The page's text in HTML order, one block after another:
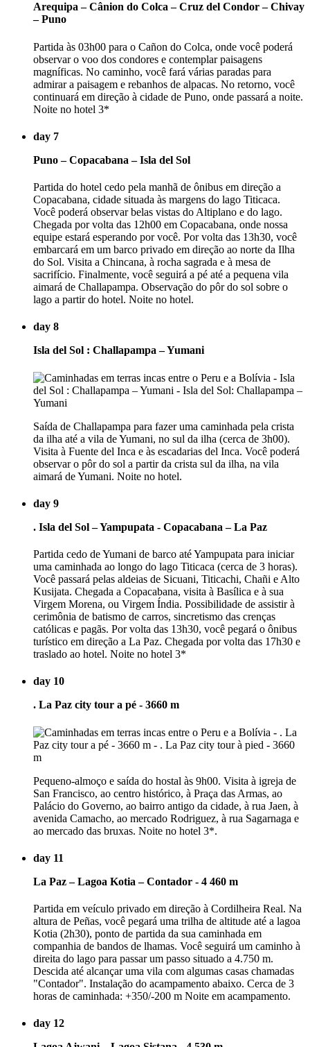
Arequipa – Cânion do Colca – Cruz del Condor – Chivay
– Puno
Partida às 03h00 para o Cañon do Colca, onde você poderá
observar o voo dos condores e contemplar paisagens
magníficas. No caminho, você fará várias paradas para
admirar a paisagem e rebanhos de alpacas. No retorno, você
continuará em direção à cidade de Puno, onde passará a noite.
Noite no hotel 3*
day 7
Puno – Copacabana – Isla del Sol
Partida do hotel cedo pela manhã de ônibus em direção a
Copacabana, cidade situada às margens do lago Titicaca.
Você poderá observar belas vistas do Altiplano e do lago.
Chegada por volta das 12h00 em Copacabana, onde nossa
equipe estará esperando por você. Por volta das 13h30, você
embarcará em um barco privado em direção ao norte da Ilha
do Sol. Visita a Chincana, à rocha sagrada e à mesa de
sacrifício. Finalmente, você seguirá a pé até a pequena vila
aimará de Challapampa. Observação do pôr do sol sobre o
lago a partir do hotel. Noite no hotel.
day 8
Isla del Sol : Challapampa – Yumani
Saída de Challapampa para fazer uma caminhada pela crista
da ilha até a vila de Yumani, no sul da ilha (cerca de 3h00).
Visita à Fuente del Inca e às escadarias del Inca. Você poderá
observar o pôr do sol a partir da crista sul da ilha, na vila
aimará de Yumani. Noite no hotel.
day 9
. Isla del Sol – Yampupata - Copacabana – La Paz
Partida cedo de Yumani de barco até Yampupata para iniciar
uma caminhada ao longo do lago Titicaca (cerca de 3 horas).
Você passará pelas aldeias de Sicuani, Titicachi, Chañi e Alto
Kusijata. Chegada a Copacabana, visita à Basílica e à sua
Virgem Morena, ou Virgem Índia. Possibilidade de assistir à
cerimônia de batismo de carros, sincretismo das crenças
católicas e pagãs. Por volta das 13h30, você pegará o ônibus
turístico em direção a La Paz. Chegada por volta das 17h30 e
traslado ao hotel. Noite no hotel 3*
day 10
. La Paz city tour a pé - 3660 m
Pequeno-almoço e saída do hostal às 9h00. Visita à igreja de
San Francisco, ao centro histórico, à Praça das Armas, ao
Palácio do Governo, ao bairro antigo da cidade, à rua Jaen, à
avenida Camacho, ao mercado Rodriguez, à rua Sagarnaga e
ao mercado das bruxas. Noite no hotel 3*.
day 11
La Paz – Lagoa Kotia – Contador - 4 460 m
Partida em veículo privado em direção à Cordilheira Real. Na
altura de Peñas, você pegará uma trilha de altitude até a lagoa
Kotia (2h30), ponto de partida da sua caminhada em
companhia de bandos de lhamas. Você seguirá um caminho à
direita do lago para passar um passo situado a 4.750 m.
Descida até alcançar uma vila com algumas casas chamadas
"Contador". Instalação do acampamento abaixo. Cerca de 3
horas de caminhada: +350/-200 m Noite em acampamento.
day 12